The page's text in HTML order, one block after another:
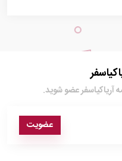
آریاکیاسفر عضو شوید.
عضویت